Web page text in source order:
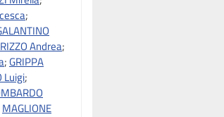
;
Andrea;
;GRIPPA
Luigi;
MAGLIONE